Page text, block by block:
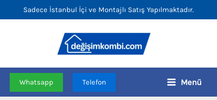
İçeriğe
atla
Sadece İstanbul İçi ve Montajlı Satış Yapılmaktadır.
Whatsapp Telefon Menü